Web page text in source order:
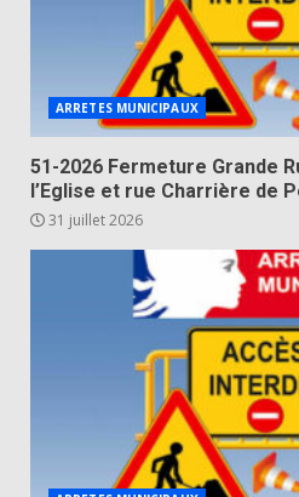
ARRETES MUNICIPAUX
51-2026 Fermeture Grande
l’Eglise et rue Charrière de
31 juillet 2026